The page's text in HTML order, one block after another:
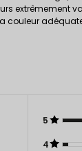
extrêmement
couleur
5
4